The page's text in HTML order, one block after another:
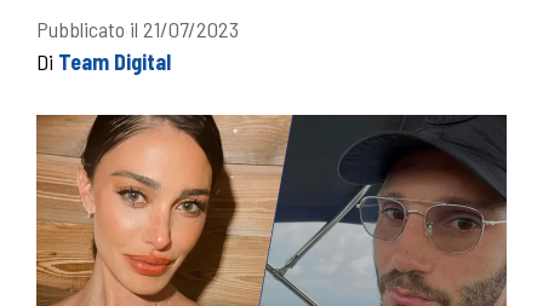
Pubblicato il 21/07/2023
Di Team Digital